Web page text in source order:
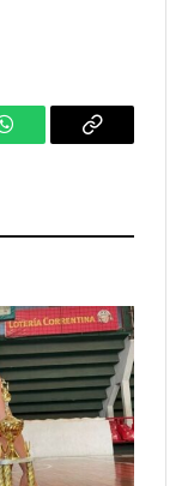
WhatsAppCopy